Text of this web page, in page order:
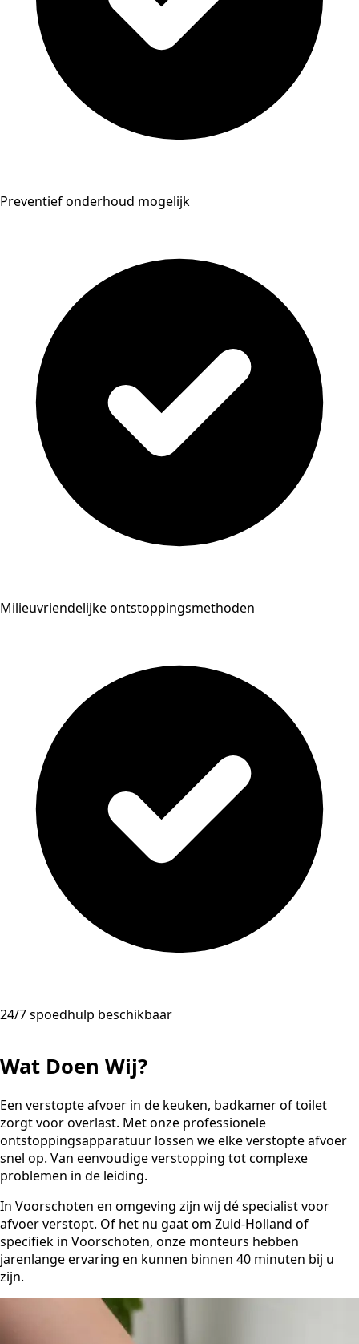
Preventief onderhoud mogelijk
Milieuvriendelijke ontstoppingsmethoden
24/7 spoedhulp beschikbaar
Wat Doen Wij?
Een verstopte afvoer in de keuken, badkamer of toilet
zorgt voor overlast. Met onze professionele
ontstoppingsapparatuur lossen we elke verstopte afvoer
snel op. Van eenvoudige verstopping tot complexe
problemen in de leiding.
In Voorschoten en omgeving zijn wij dé specialist voor
afvoer verstopt. Of het nu gaat om Zuid-Holland of
specifiek in Voorschoten, onze monteurs hebben
jarenlange ervaring en kunnen binnen 40 minuten bij u
zijn.